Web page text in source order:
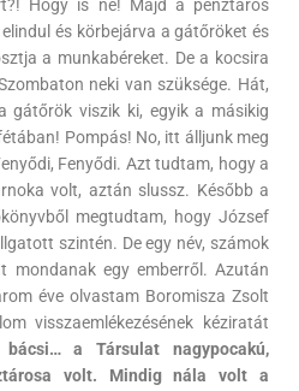
Hogy is ne! Majd a pénztáros
és körbejárva a gátőröket és
a munkabéreket. De a kocsira
neki van szüksége. Hát,
gátőrök viszik ki, egyik a másikig
Pompás! No, itt álljunk meg
Fenyődi. Azt tudtam, hogy a
volt, aztán slussz. Később a
megtudtam, hogy József
szintén. De egy név, számok
mondanak egy emberről. Azután
éve olvastam Boromisza Zsolt
visszaemlékezésének kéziratát
bácsi… a Társulat nagypocakú,
volt. Mindig nála volt a